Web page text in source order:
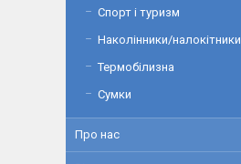
Спорт і туризм
Наколінники/налокітники
Термобілизна
Сумки
Про нас